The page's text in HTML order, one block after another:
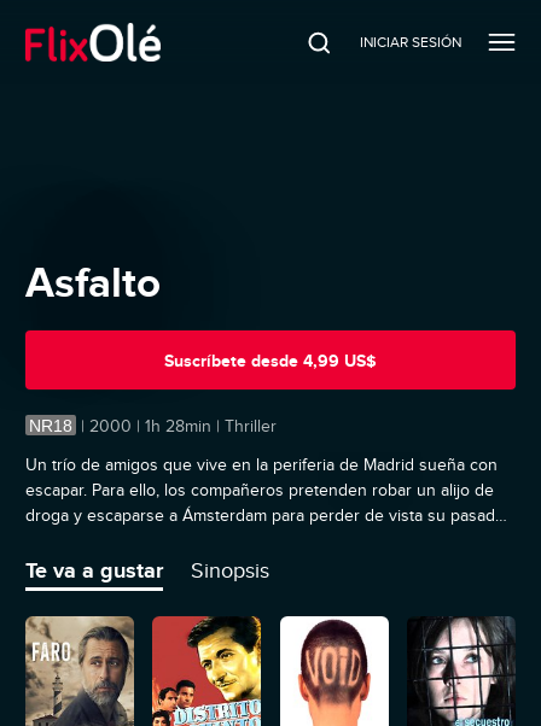
INICIAR SESIÓN
Asfalto
Suscríbete desde 4,99 US$
NR18 | 2000 | 1h 28min | Thriller
Un trío de amigos que vive en la periferia de Madrid sueña con
escapar. Para ello, los compañeros pretenden robar un alijo de
droga y escaparse a Ámsterdam para perder de vista su pasado
Te va a gustar Sinopsis